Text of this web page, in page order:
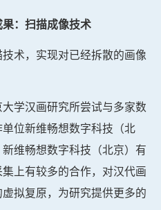
：扫描成像技术
术，实现对已经拆散的画像
学汉画研究所尝试与多家数
位新维畅想数字科技（北
维畅想数字科技（北京）有
上有较多的合作，对汉代画
拟复原，为研究提供更多的